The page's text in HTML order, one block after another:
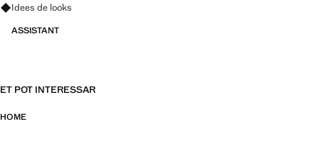
encara més duradores, versàtils i atemporals.
Pregunta per looks, peces i tendències
Idees de looks
ASSISTANT
ET POT INTERESSAR
HOME